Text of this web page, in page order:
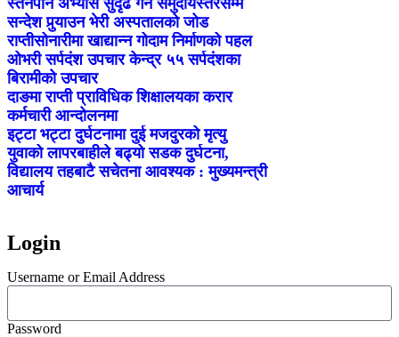
सन्देश पुर्‍याउन भेरी अस्पतालको जोड
राप्तीसोनारीमा खाद्यान्न गोदाम निर्माणको पहल
ओभरी सर्पदंश उपचार केन्द्र ५५ सर्पदंशका
बिरामीको उपचार
दाङमा राप्ती प्राविधिक शिक्षालयका करार
कर्मचारी आन्दोलनमा
इट्टा भट्टा दुर्घटनामा दुई मजदुरको मृत्यु
युवाको लापरबाहीले बढ्यो सडक दुर्घटना,
विद्यालय तहबाटै सचेतना आवश्यक : मुख्यमन्त्री
आचार्य
Login
Username or Email Address
Password